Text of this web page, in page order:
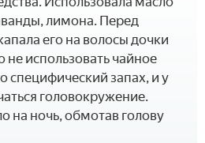
лимона. Перед
его на волосы дочки
не использовать чайное
специфический запах, и у
головокружение.
на ночь, обмотав голову